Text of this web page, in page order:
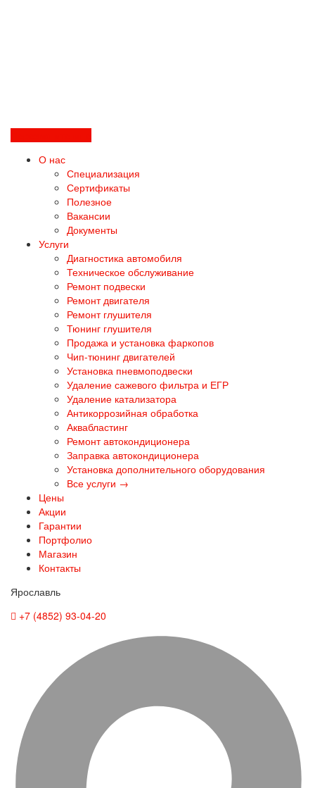
О нас
Специализация
Сертификаты
Полезное
Вакансии
Документы
Услуги
Диагностика автомобиля
Техническое обслуживание
Ремонт подвески
Ремонт двигателя
Ремонт глушителя
Тюнинг глушителя
Продажа и установка фаркопов
Чип-тюнинг двигателей
Установка пневмоподвески
Удаление сажевого фильтра и ЕГР
Удаление катализатора
Антикоррозийная обработка
Аквабластинг
Ремонт автокондиционера
Заправка автокондиционера
Установка дополнительного оборудования
Все услуги →
Цены
Акции
Гарантии
Портфолио
Магазин
Контакты
Ярославль
+7 (4852) 93-04-20